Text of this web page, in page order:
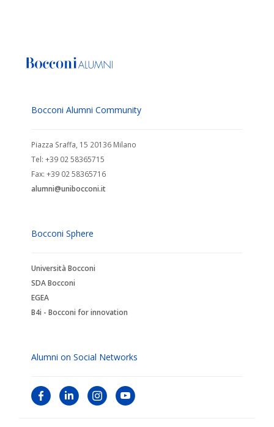
Bocconi Alumni Community
Piazza Sraffa, 15 20136 Milano
Tel: +39 02 58365715
Fax: +39 02 58365716
alumni@unibocconi.it
Bocconi Sphere
Università Bocconi
SDA Bocconi
EGEA
B4i - Bocconi for innovation
Alumni on Social Networks